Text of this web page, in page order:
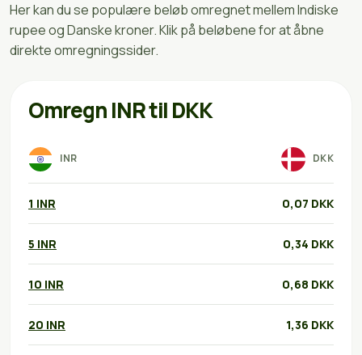
Her kan du se populære beløb omregnet mellem Indiske
rupee og Danske kroner. Klik på beløbene for at åbne
direkte omregningssider.
Omregn INR til DKK
INR DKK
1 INR 0,07 DKK
5 INR 0,34 DKK
10 INR 0,68 DKK
20 INR 1,36 DKK